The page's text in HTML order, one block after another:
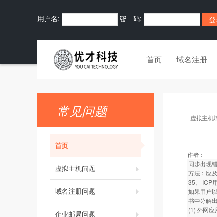
用户名: 密 码:
首页 域名注册
常见问题
首页
虚拟主机问题
域名注册问题
企业邮局问题
虚拟主机
作者：
同步出现
方法：应
35、 ICP
如果用户
书中分解
(1) 外网应